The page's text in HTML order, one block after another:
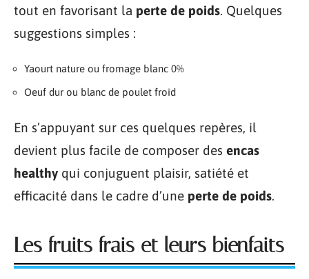
tout en favorisant la perte de poids. Quelques
suggestions simples :
Yaourt nature ou fromage blanc 0%
Oeuf dur ou blanc de poulet froid
En s’appuyant sur ces quelques repères, il
devient plus facile de composer des encas
healthy qui conjuguent plaisir, satiété et
efficacité dans le cadre d’une perte de poids.
Les fruits frais et leurs bienfaits